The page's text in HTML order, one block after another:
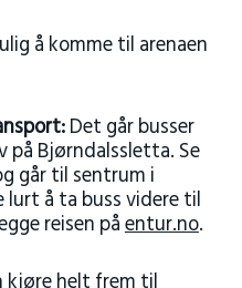
å komme til arenaen
Det går busser
på Bjørndalssletta. Se
går til sentrum i
å ta buss videre til
reisen påentur.no.